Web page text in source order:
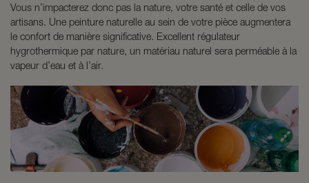
Vous n’impacterez donc pas la nature, votre santé et celle de vos
artisans. Une peinture naturelle au sein de votre pièce augmentera
le confort de manière significative. Excellent régulateur
hygrothermique par nature, un matériau naturel sera perméable à la
vapeur d’eau et à l’air.